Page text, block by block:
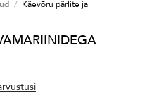
Käevõru pärlite ja